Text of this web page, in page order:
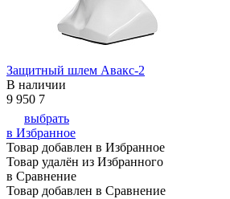
Защитный шлем Авакс-2
В наличии
9 950 7
выбрать
в Избранное
Товар добавлен в Избранное
Товар удалён из Избранного
в Сравнение
Товар добавлен в Сравнение